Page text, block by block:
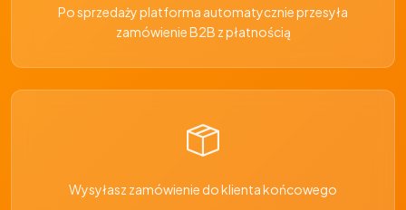
Po sprzedaży platforma automatycznie przesyła
zamówienie B2B z płatnością
Wysyłasz zamówienie do klienta końcowego